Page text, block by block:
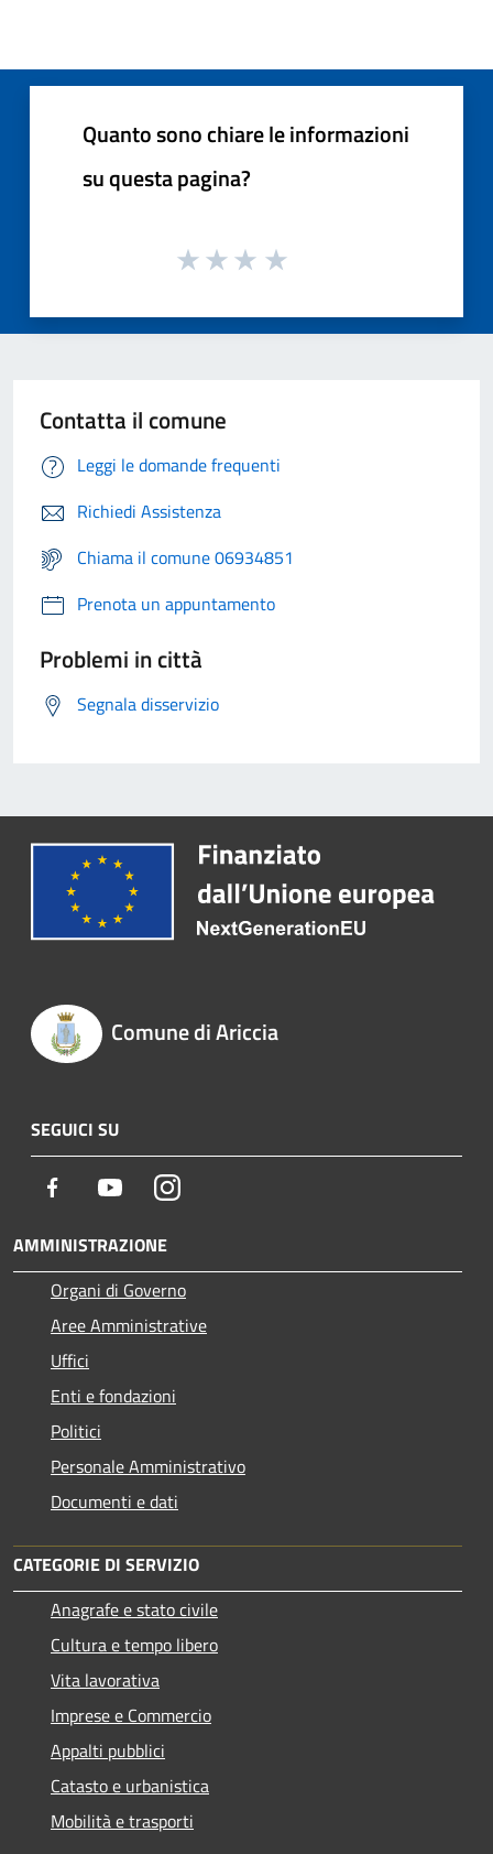
Quanto sono chiare le informazioni
su questa pagina?
Contatta il comune
Leggi le domande frequenti
Richiedi Assistenza
Chiama il comune 06934851
Prenota un appuntamento
Problemi in città
Segnala disservizio
Comune di Ariccia
SEGUICI SU
Facebook YoutubeInstagram
AMMINISTRAZIONE
Organi di Governo
Aree Amministrative
Uffici
Enti e fondazioni
Politici
Personale Amministrativo
Documenti e dati
CATEGORIE DI SERVIZIO
Anagrafe e stato civile
Cultura e tempo libero
Vita lavorativa
Imprese e Commercio
Appalti pubblici
Catasto e urbanistica
Mobilità e trasporti